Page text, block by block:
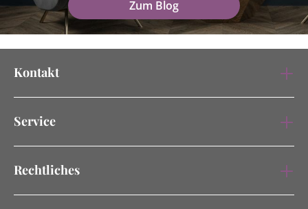
Zum Blog
Kontakt
Service
Rechtliches